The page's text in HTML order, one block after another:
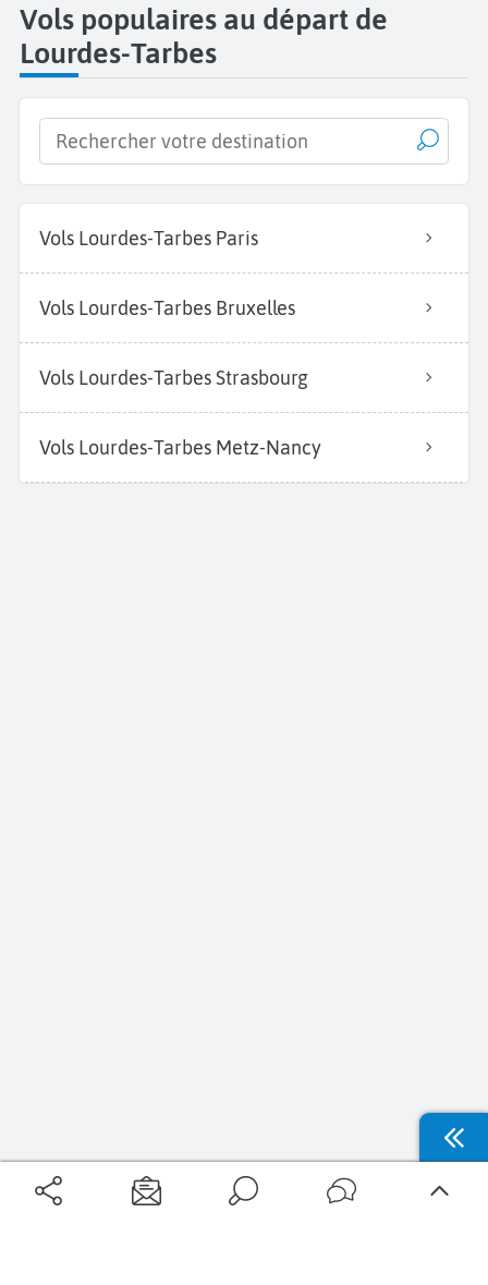
Vols populaires au départ de
Lourdes-Tarbes
Vols Lourdes-Tarbes Paris
Vols Lourdes-Tarbes Bruxelles
Vols Lourdes-Tarbes Strasbourg
Vols Lourdes-Tarbes Metz-Nancy